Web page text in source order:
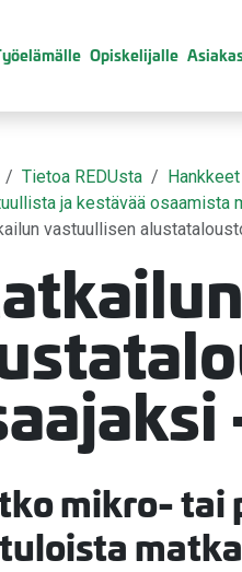
Opiskelijalle
Tietoa REDUsta
ja kestävää osaamista
vastuullisen
mikro-